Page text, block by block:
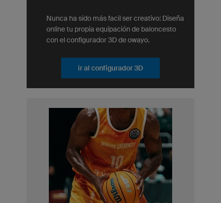
Nunca ha sido más facil ser creativo: Diseña
online tu propia equipación de baloncesto
con el configurador 3D de owayo.
ir al configurador 3D